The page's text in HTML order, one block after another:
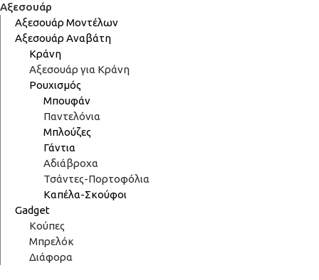
Αξεσουάρ
Αξεσουάρ Μοντέλων
Αξεσουάρ Αναβάτη
Κράνη
Αξεσουάρ για Κράνη
Ρουχισμός
Μπουφάν
Παντελόνια
Μπλούζες
Γάντια
Αδιάβροχα
Τσάντες-Πορτοφόλια
Καπέλα-Σκούφοι
Gadget
Κούπες
Μπρελόκ
Διάφορα